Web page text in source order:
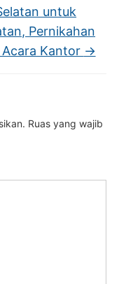
untuk
Pernikahan
Kantor →
Ruas yang wajib